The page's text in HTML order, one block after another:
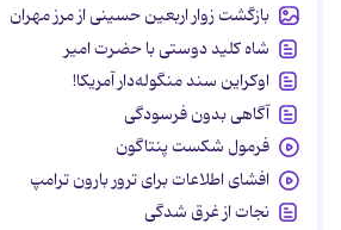
بازگشت زوار اربعین حسینی از مرز مهران
شاه کلید دوستی با حضرت امیر
اوکراین سند منگوله‌دار آمریکا!
آگاهی بدون فرسودگی
فرمول شکست پنتاگون
افشای اطلاعات برای ترور بارون ترامپ
نجات از غرق شدگی